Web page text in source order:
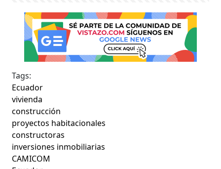
Tags:
Ecuador
vivienda
construcción
proyectos habitacionales
constructoras
inversiones inmobiliarias
CAMICOM